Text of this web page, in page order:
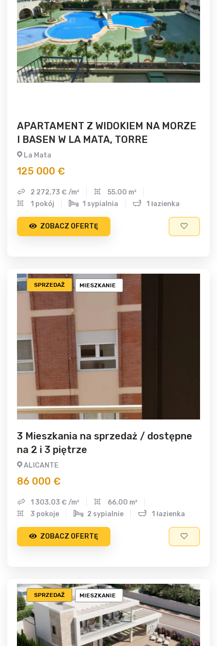
APARTAMENT Z WIDOKIEM NA MORZE
I BASEN W LA MATA, TORRE
La Mata
125 000 €
2 272,73 € /m²
55.00 m²
1 pokój
1 sypialnia 1 łazienka
ZOBACZ OFERTĘ
MIESZKANIE
SPRZEDAŻ
3 Mieszkania na sprzedaż / dostępne
na 2 i 3 piętrze
ALICANTE
86 000 €
1 303,03 € /m²
66.00 m²
3 pokoje
2 sypialnie 1 łazienka
ZOBACZ OFERTĘ
MIESZKANIE
SPRZEDAŻ